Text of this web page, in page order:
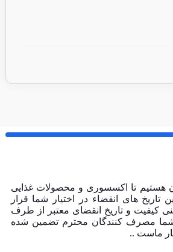
هستیم تا اکسسوری و محصولات غذایی
تاریخ های انقضاء در اختیار شما قرار
کیفیت و تاریخ انقضای معتبر از طرف
مصرف کنندگان محترم تضمین شده
ماست ..